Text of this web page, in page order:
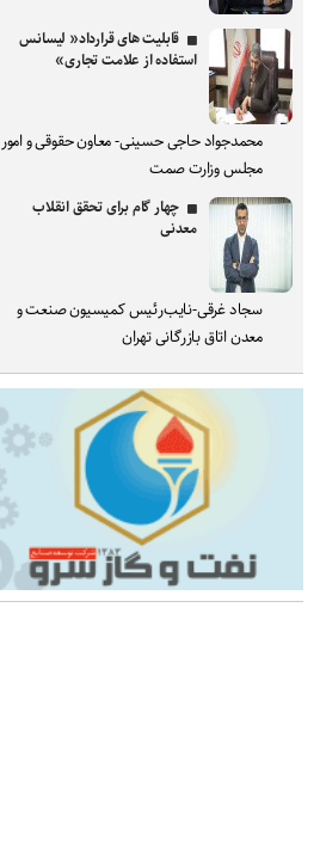
قابلیت های قرارداد« لیسانس
استفاده از علامت تجاری»
محمدجواد حاجی حسینی- معاون حقوقی و امور
مجلس وزارت صمت
چهار گام برای تحقق انقلاب
معدنی
سجاد غرقی-نایب‌رئیس کمیسیون صنعت و
معدن اتاق بازرگانی تهران